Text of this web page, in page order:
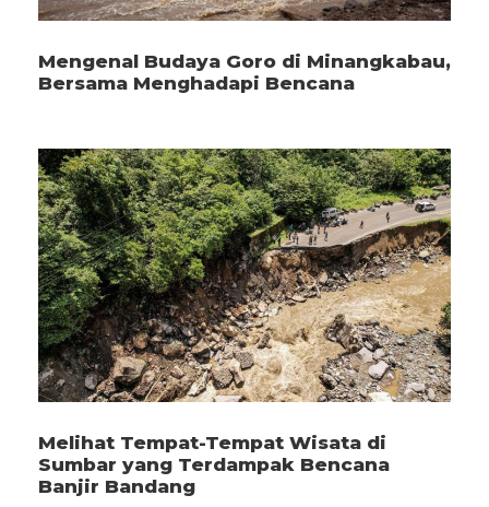
Mengenal Budaya Goro di Minangkabau,
Bersama Menghadapi Bencana
Melihat Tempat-Tempat Wisata di
Sumbar yang Terdampak Bencana
Banjir Bandang